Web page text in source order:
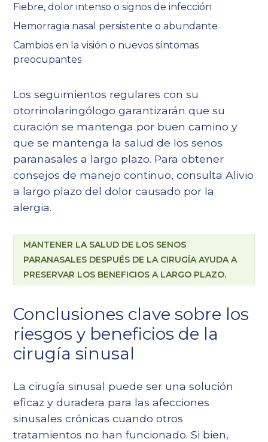
Fiebre, dolor intenso o signos de infección
Hemorragia nasal persistente o abundante
Cambios en la visión o nuevos síntomas
preocupantes
Los seguimientos regulares con su
otorrinolaringólogo garantizarán que su
curación se mantenga por buen camino y
que se mantenga la salud de los senos
paranasales a largo plazo. Para obtener
consejos de manejo continuo, consultaAlivio
a largo plazo del dolor causado por la
alergia.
MANTENER LA SALUD DE LOS SENOS
PARANASALES DESPUÉS DE LA CIRUGÍA AYUDA A
PRESERVAR LOS BENEFICIOS A LARGO PLAZO.
Conclusiones clave sobre los
riesgos y beneficios de la
cirugía sinusal
La cirugía sinusal puede ser una solución
eficaz y duradera para las afecciones
sinusales crónicas cuando otros
tratamientos no han funcionado. Si bien,